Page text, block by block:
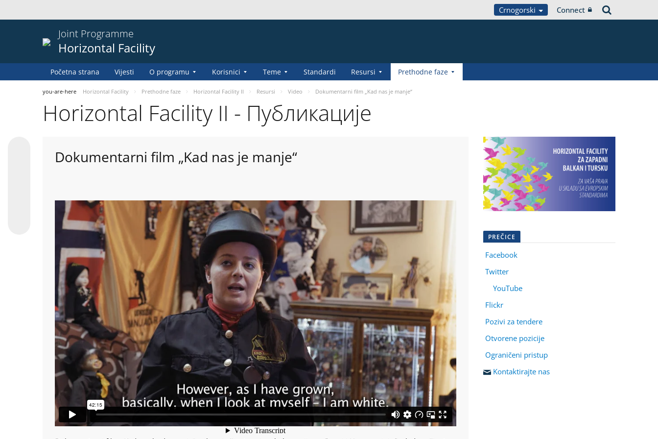
Crnogorski Connect
Joint Programme
Horizontal Facility
Početna strana Vijesti O programu Korisnici Teme Standardi Resursi Prethodne faze
you-are-here Horizontal Facility Prethodne faze Horizontal Facility II Resursi Video Dokumentarni film „Kad nas je manje“
Horizontal Facility II - Публикације
Dokumentarni film „Kad nas je manje“
PREČICE
Facebook
Twitter
YouTube
Flickr
Pozivi za tendere
Otvorene pozicije
Ograničeni pristup
Kontaktirajte nas